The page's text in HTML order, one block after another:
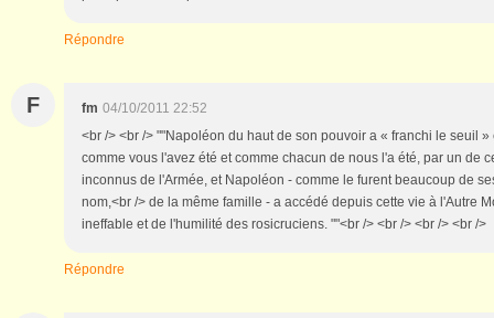
Répondre
F fm 04/10/2011 22:52
<br /> <br /> ""Napoléon du haut de son pouvoir a « franchi le seuil »
comme vous l'avez été et comme chacun de nous l'a été, par un de
inconnus de l'Armée, et Napoléon - comme le furent beaucoup de
nom,<br /> de la même famille - a accédé depuis cette vie à l'Autre
ineffable et de l'humilité des rosicruciens. ""<br /> <br /> <br /> <br />
Répondre